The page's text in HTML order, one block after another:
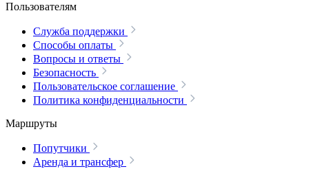
Пользователям
Служба поддержки
Способы оплаты
Вопросы и ответы
Безопасность
Пользовательское соглашение
Политика конфиденциальности
Маршруты
Попутчики
Аренда и трансфер